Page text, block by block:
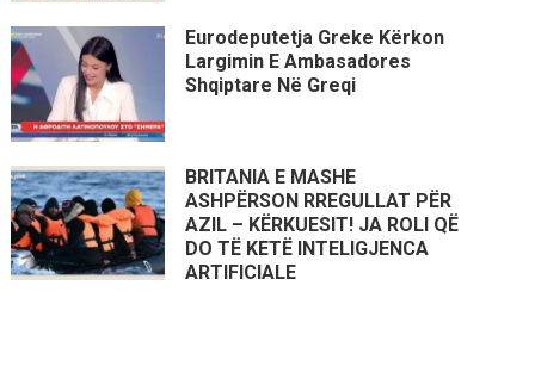
Eurodeputetja Greke Kërkon
Largimin E Ambasadores
Shqiptare Në Greqi
BRITANIA E MASHE
ASHPËRSON RREGULLAT PËR
AZIL – KËRKUESIT! JA ROLI QË
DO TË KETË INTELIGJENCA
ARTIFICIALE